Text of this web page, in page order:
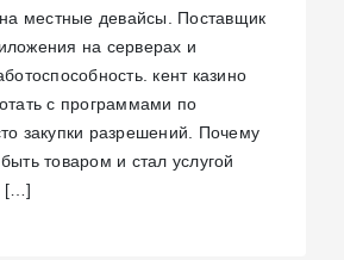
на местные девайсы. Поставщик
на серверах и
кент казино
с программами по
закупки разрешений. Почему
товаром и стал услугой
[…]